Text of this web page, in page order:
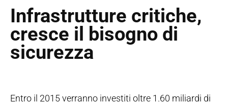
Infrastrutture critiche,
cresce il bisogno di
sicurezza
Entro il 2015 verranno investiti oltre 1.60 miliardi di